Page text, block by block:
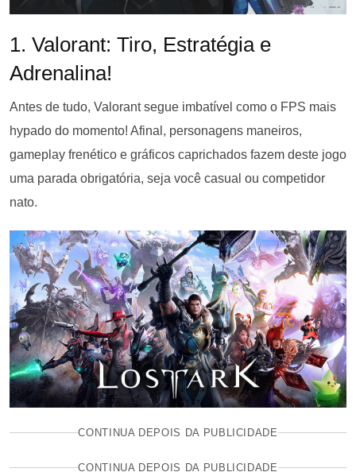
1. Valorant: Tiro, Estratégia e
Adrenalina!
Antes de tudo, Valorant segue imbatível como o FPS mais
hypado do momento! Afinal, personagens maneiros,
gameplay frenético e gráficos caprichados fazem deste jogo
uma parada obrigatória, seja você casual ou competidor
nato.
CONTINUA DEPOIS DA PUBLICIDADE
CONTINUA DEPOIS DA PUBLICIDADE